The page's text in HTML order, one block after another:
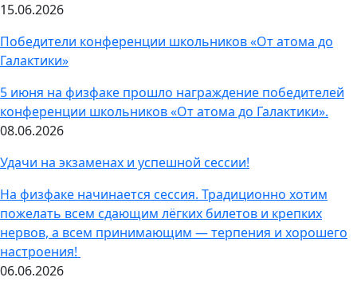
15.06.2026
Победители конференции школьников «От атома до
Галактики»
5 июня на физфаке прошло награждение победителей
конференции школьников «От атома до Галактики».
08.06.2026
Удачи на экзаменах и успешной сессии!
На физфаке начинается сессия. Традиционно хотим
пожелать всем сдающим лёгких билетов и крепких
нервов, а всем принимающим — терпения и хорошего
настроения!
06.06.2026